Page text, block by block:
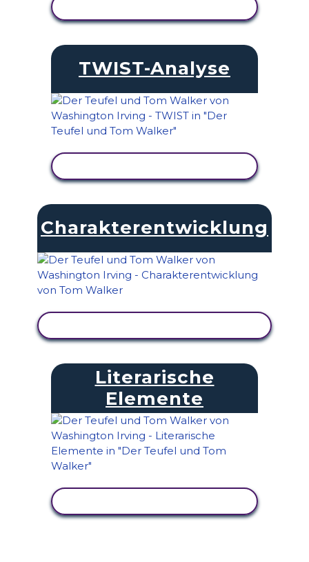
TWIST-Analyse
Charakterentwicklung
Literarische
Elemente